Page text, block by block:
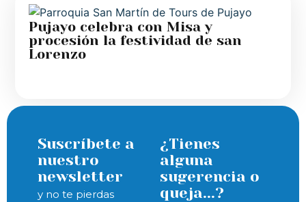
Pujayo celebra con Misa y
procesión la festividad de san
Lorenzo
Suscríbete a
nuestro
newsletter
y no te pierdas
¿Tienes
alguna
sugerencia o
queja...?